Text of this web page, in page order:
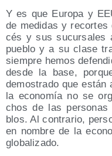
Y es que Euro­pa y
de medi­das y
cés y sus sucur­sa­les
pue­blo y a su cla­se
siem­pre hemos
des­de la base,
demos­tra­do que están
la eco­no­mía no se
chos de las
blos. Al con­tra­rio,
en nom­bre de la
globalizado.